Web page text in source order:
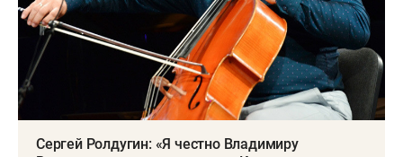
Сергей Ролдугин: «Я честно Владимиру